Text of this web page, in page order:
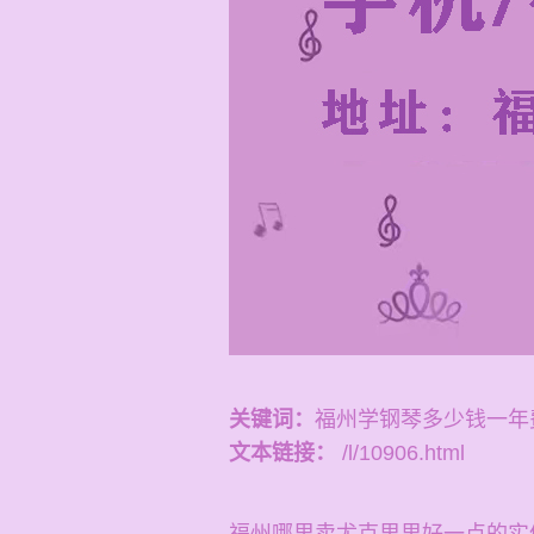
关键词： 福州学钢琴多少钱一年
文本链接：
/l/10906.html